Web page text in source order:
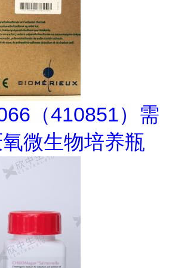
（410851）需
微生物培养瓶